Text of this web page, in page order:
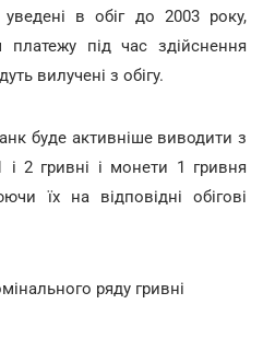
уведені в обіг до 2003 року,
платежу під час здійснення
вилучені з обігу.
буде активніше виводити з
і 2 гривні і монети 1 гривня
їх на відповідні обігові
ряду гривні